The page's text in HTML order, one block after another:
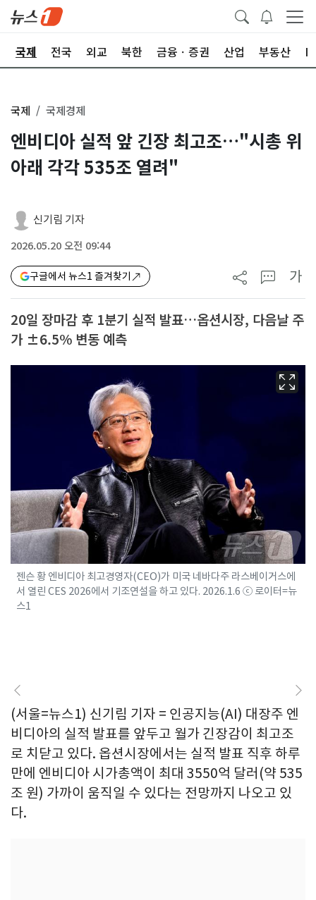
국제 전국 외교 북한 금융ㆍ증권 산업 부동산
국제 국제경제
엔비디아 실적 앞 긴장 최고조…"시총 위
아래 각각 535조 열려"
신기림 기자
2026.05.20 오전 09:44
구글에서 뉴스1 즐겨찾기 가
20일 장마감 후 1분기 실적 발표…옵션시장, 다음날 주
가 ±6.5% 변동 예측
젠슨 황 엔비디아 최고경영자(CEO)가 미국 네바다주 라스베이거스에
서 열린 CES 2026에서 기조연설을 하고 있다. 2026.1.6 ⓒ 로이터=뉴
스1
(서울=뉴스1) 신기림 기자 = 인공지능(AI) 대장주 엔
비디아의 실적 발표를 앞두고 월가 긴장감이 최고조
로 치닫고 있다. 옵션시장에서는 실적 발표 직후 하루
만에 엔비디아 시가총액이 최대 3550억 달러(약 535
조 원) 가까이 움직일 수 있다는 전망까지 나오고 있
다.